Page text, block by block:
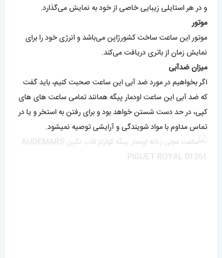
و در هر استایلی زیبایی خاصی از خود به نمایش می‌گذارد.
موتور
موتور این ساعت ساخت کشورژاپن می‌باشد و انرژی خود را برای
نمایش زمان از باتری دریافت می‌کند.
میزان ضدآبی
اگر بخواهیم در مورد ضد آبی این ساعت صحبت کنیم، باید گفت
که ضد آبی این ساعت اودمار پیگه همانند تمامی ساعت های های
کپی، در حد دست شستن خواهد بود و برای رفتن به استخر و یا در
تماس مداوم با مواد شویندگی و آرایشی توصیه نمیشود.